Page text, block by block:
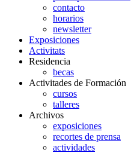
contacto
horarios
newsletter
Exposiciones
Activitats
Residencia
becas
Activitades de Formación
cursos
talleres
Archivos
exposiciones
recortes de prensa
actividades